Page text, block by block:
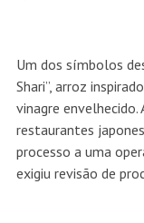
Um dos símbolos
Shari”, arroz
vinagre
restaurantes
processo a uma
exigiu revisão de